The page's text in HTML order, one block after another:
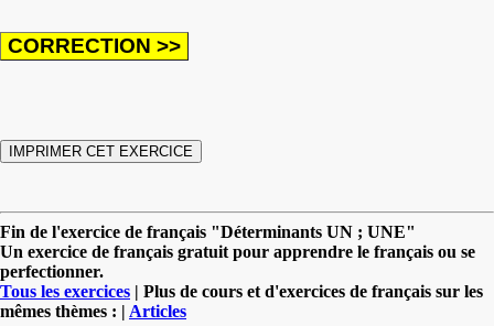
Fin de l'exercice de français "Déterminants UN ; UNE"
Un exercice de français gratuit pour apprendre le français ou se
perfectionner.
Tous les exercices | Plus de cours et d'exercices de français sur les
mêmes thèmes : | Articles